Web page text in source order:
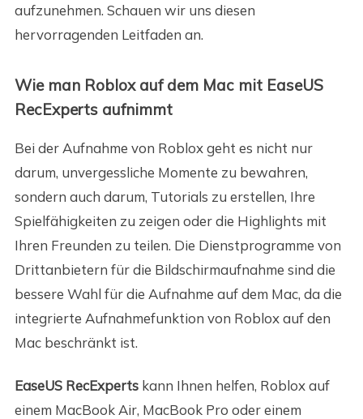
aufzunehmen. Schauen wir uns diesen
hervorragenden Leitfaden an.
Wie man Roblox auf dem Mac mit EaseUS
RecExperts aufnimmt
Bei der Aufnahme von Roblox geht es nicht nur
darum, unvergessliche Momente zu bewahren,
sondern auch darum, Tutorials zu erstellen, Ihre
Spielfähigkeiten zu zeigen oder die Highlights mit
Ihren Freunden zu teilen. Die Dienstprogramme von
Drittanbietern für die Bildschirmaufnahme sind die
bessere Wahl für die Aufnahme auf dem Mac, da die
integrierte Aufnahmefunktion von Roblox auf den
Mac beschränkt ist.
EaseUS RecExpertskann Ihnen helfen, Roblox auf
einem MacBook Air, MacBook Pro oder einem